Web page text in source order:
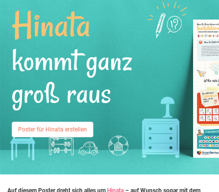
Hinata
kommt ganz
groß raus
Poster für Hinata erstellen
Auf diesem Poster dreht sich alles um Hinata – auf Wunsch sogar mit dem